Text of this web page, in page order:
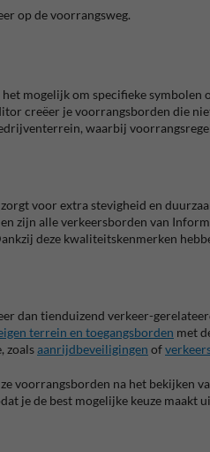
op de voorrangsweg.
mogelijk om specifieke symbolen
creëer je voorrangsborden die
waarbij
voor extra stevigheid en
zijn alle verkeersborden van
deze kwaliteitskenmerken
dan tienduizend verkeer-
terrein en toegangsborden met
zoalsaanrijdbeveiligingen of
voorrangsborden na het bekijken
je de best mogelijke keuze maakt